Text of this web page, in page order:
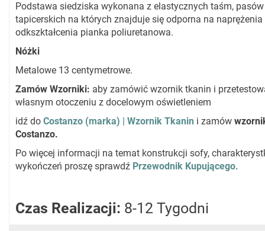
Podstawa siedziska wykonana z elastycznych taśm, pasów
tapicerskich na których znajduje się odporna na naprężenia
odkszktałcenia pianka poliuretanowa.
Nóżki
Metalowe 13 centymetrowe.
Zamów Wzorniki: aby zamówić wzornik tkanin i
własnym otoczeniu z docelowym oświetleniem
idź do Costanzo (marka) | Wzornik Tkanin i zamów
Costanzo.
Po więcej informacji na temat konstrukcji sofy,
wykończeń proszę sprawdź Przewodnik Kupującego.
Czas Realizacji: 8-12 Tygodni